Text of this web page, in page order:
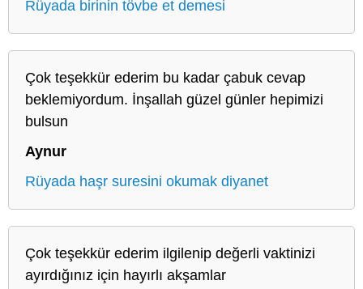
Rüyada birinin tövbe et demesi
Çok teşekkür ederim bu kadar çabuk cevap
beklemiyordum. İnşallah güzel günler hepimizi
bulsun
Aynur
Rüyada haşr suresini okumak diyanet
Çok teşekkür ederim ilgilenip değerli vaktinizi
ayırdığınız için hayırlı akşamlar